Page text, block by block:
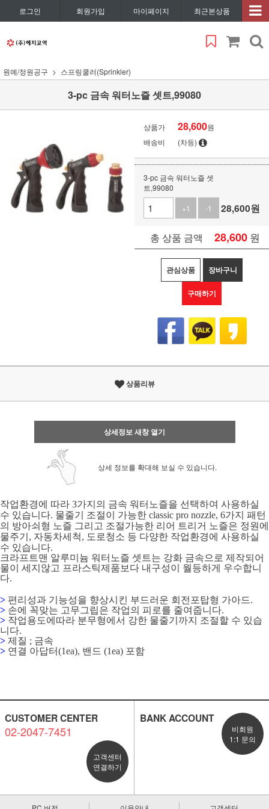
로그인 회원가입 마이페이지 최근본상품
원예/정원공구 스프링쿨러(Sprinkler)
3-pc 금속 워터노즐 셋트,99080
상품가 28,600원
배송비
(차등)
3-pc 금속 워터노즐 셋
트,99080
+1
-1 28,600원
총 상품 금액 28,600 원
관심상품 장바구니
구매하기
상품리뷰
상세정보 새창 열기
상세 정보를 확대해 보실 수 있습니다.
작업환경에 따라 3가지의 금속 워터노즐을 선택하여 사용하실
수 있습니다. 물줄기 조절이 가능한 classic pro nozzle, 6가지 패턴
의 방아쇠형 노즐 그리고 조절가능한 리어 트리거 노즐은 정원에
물주기, 자동차세척, 도로청소 등 다양한 작업환경에 사용하실
수 있습니다.
크라프트맨 알루미늄 워터노즐 셋트는 강화 금속으로 제작되어
물이 세지않고 프라스틱제품보다 내구성이 월등하게 우수합니
다.
> 편리성과 기능성을 향상시킨 부드러운 회전포탑형 가아드.
> 손에 꼭맞는 고무그립은 작업의 피로를 줄여줍니다.
> 작업용도에따라 분무형에서 강한 물줄기까지 조절할 수 있습
니다.
> 제질 ; 금속
> 연결 아답터(1ea), 밴드 (1ea) 포함
CUSTOMER CENTER
02-2047-7451
고객센터
연결하기
BANK ACCOUNT
비회원
1:1 문의